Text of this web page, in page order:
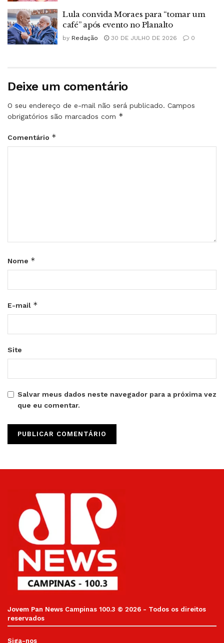
Lula convida Moraes para “tomar um
café” após evento no Planalto
by Redação 30 DE JULHO DE 2026 0
Deixe um comentário
O seu endereço de e-mail não será publicado. Campos
obrigatórios são marcados com *
Comentário *
Nome *
E-mail *
Site
Salvar meus dados neste navegador para a próxima vez
que eu comentar.
Jovem Pan News Campinas 100.3 © 2026 - Todos os direitos
reservados
Siga-nos